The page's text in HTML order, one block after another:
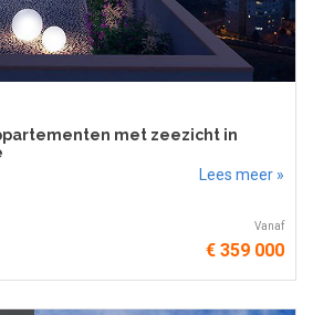
met zeezicht in
Lees meer »
Vanaf
€ 359 000